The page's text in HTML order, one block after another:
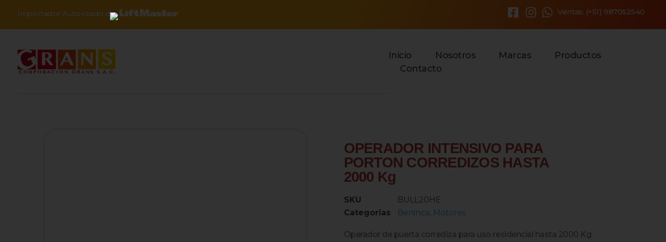
Importador Autorizado de Ventas: (+51) 987052540
Inicio Nosotros Marcas
Productos
Contacto
OPERADOR INTENSIVO PARA
PORTON CORREDIZOS HASTA
2000 Kg
SKU
BULL20HE
Categorias
Beninca, Motores
Operador de puerta corrediza para uso residencial hasta 2000 Kg
×